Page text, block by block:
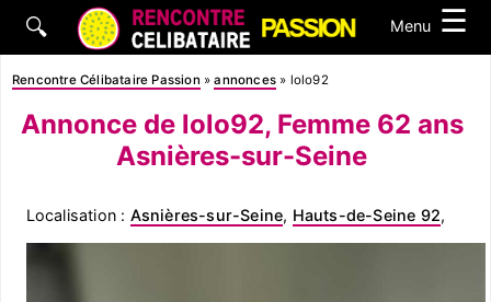
🔍 Menu ☰
Rencontre Célibataire Passion »annonces » lolo92
Annonce de lolo92, Femme 62 ans
Asnières-sur-Seine
Localisation : Asnières-sur-Seine, Hauts-de-Seine 92,